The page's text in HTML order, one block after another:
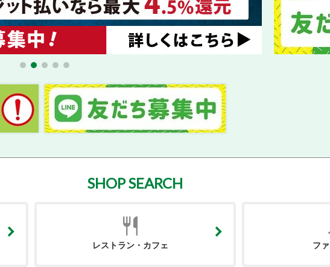
SHOP SEARCH
レストラン・カフェ フ